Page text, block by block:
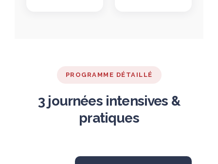
PROGRAMME DÉTAILLÉ
3 journées intensives &
pratiques